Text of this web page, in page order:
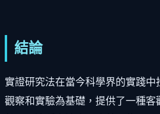
結論
實證研究法在當今科學界的實踐
觀察和實驗為基礎，提供了一種客